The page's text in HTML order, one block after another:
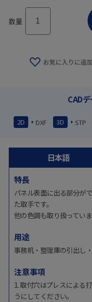
数量
CAD
2D DXF 3D STP
日本語
特長
パネル表面に出る部分が
た取手です。
他の色調も取り扱ってい
用途
事務机・整理庫の引出し
注意事項
1. 取付穴はプレスによる
うにしてください。